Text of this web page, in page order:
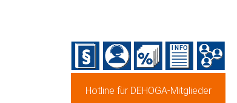
Hotline für DEHOGA-Mitglieder